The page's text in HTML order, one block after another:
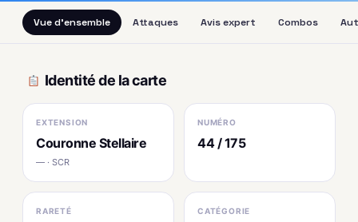
Vue d'ensemble Attaques Avis expert Combos
Identité de la carte
EXTENSION
Couronne Stellaire
— · SCR
NUMÉRO
44 / 175
RARETÉ CATÉGORIE